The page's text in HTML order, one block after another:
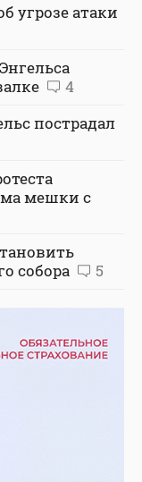
угрозе атаки
4
пострадал
мешки с
собора
5